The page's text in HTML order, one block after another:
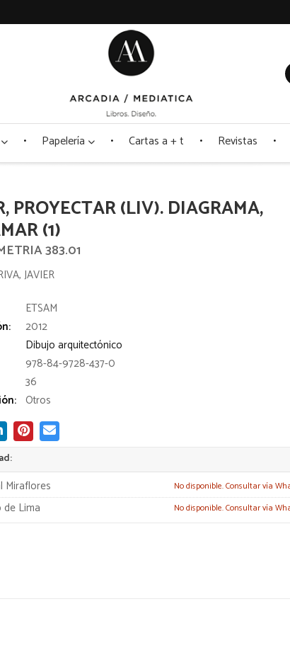
Papelería Cartas a + t Revistas
PROYECTAR (LIV). DIAGRAMA,
(1)
383.01
JAVIER
ETSAM
2012
Dibujo arquitectónico
978-84-9728-437-0
36
Otros
Miraflores No disponible. Consultar vía
de Lima No disponible. Consultar vía